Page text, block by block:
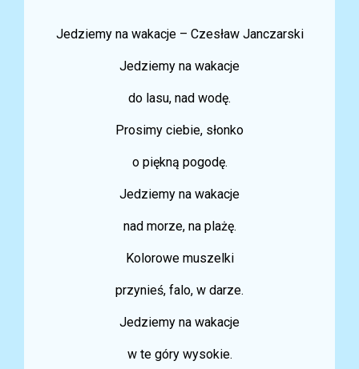
Jedziemy na wakacje – Czesław Janczarski
Jedziemy na wakacje
do lasu, nad wodę.
Prosimy ciebie, słonko
o piękną pogodę.
Jedziemy na wakacje
nad morze, na plażę.
Kolorowe muszelki
przynieś, falo, w darze.
Jedziemy na wakacje
w te góry wysokie.